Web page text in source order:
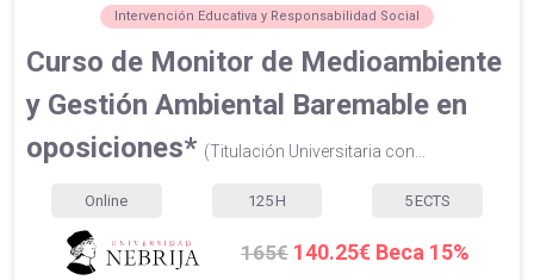
Intervención Educativa y Responsabilidad Social
Curso de Monitor de Medioambiente
y Gestión Ambiental Baremable en
oposiciones* (Titulación Universitaria con...
Online 125 H 5 ECTS
165€ 140.25€ Beca 15%